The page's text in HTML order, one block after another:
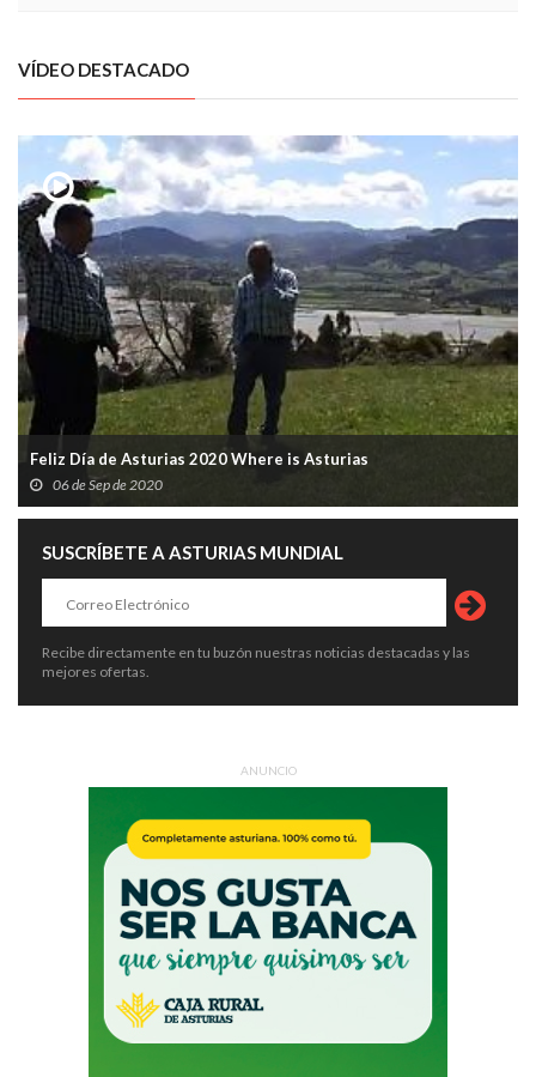
VÍDEO DESTACADO
Feliz Día de Asturias 2020 Where is Asturias
06 de Sep de 2020
SUSCRÍBETE A ASTURIAS MUNDIAL
Recibe directamente en tu buzón nuestras noticias destacadas y las
mejores ofertas.
ANUNCIO